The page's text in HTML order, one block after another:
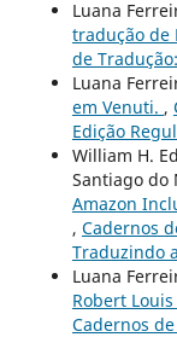
Luana
tradução de
de
Luana
em Venuti. ,
Edição
William H.
Santiago do
Amazon
, Cadernos
Traduzindo
Luana
Robert
Cadernos